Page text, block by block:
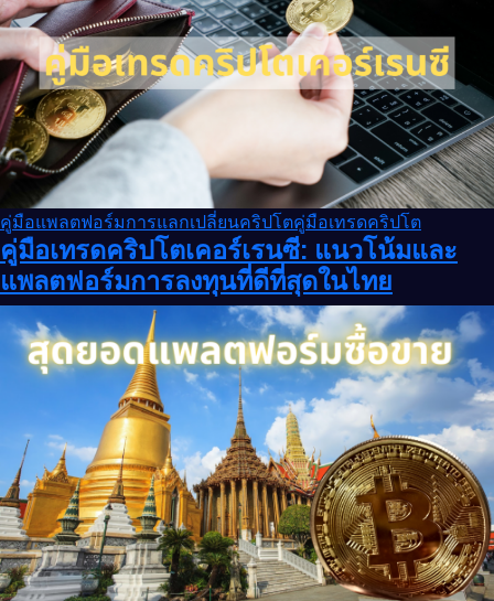
คู่มือแพลตฟอร์มการแลกเปลี่ยนคริปโตคู่มือเทรดคริปโต
คู่มือเทรดคริปโตเคอร์เรนซี: แนวโน้มและ
แพลตฟอร์มการลงทุนที่ดีที่สุดในไทย